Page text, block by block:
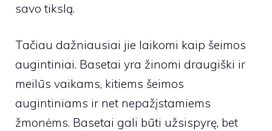
savo tikslą.
Tačiau dažniausiai jie laikomi kaip šeimos
augintiniai. Basetai yra žinomi draugiški ir
meilūs vaikams, kitiems šeimos
augintiniams ir net nepažįstamiems
žmonėms. Basetai gali būti užsispyrę, bet